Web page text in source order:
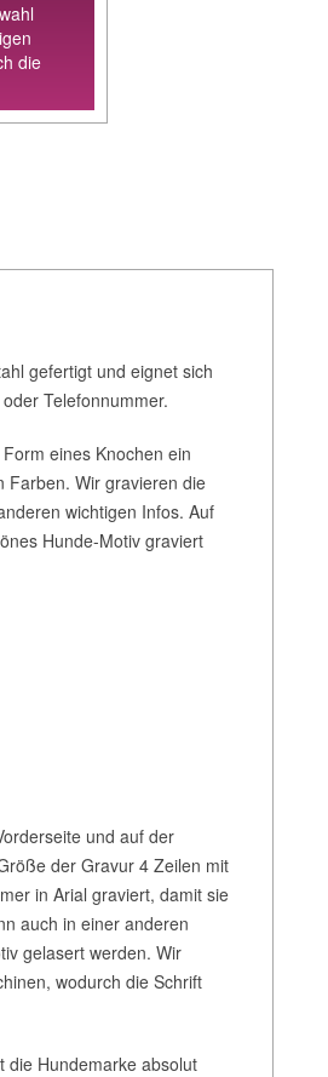
die
gefertigt und eignet sich
Telefonnummer.
eines Knochen ein
Farben. Wir gravieren die
wichtigen Infos. Auf
Hunde-Motiv graviert
und auf der
der Gravur 4 Zeilen mit
in Arial graviert, damit sie
auch in einer anderen
gelasert werden. Wir
wodurch die Schrift
die Hundemarke absolut